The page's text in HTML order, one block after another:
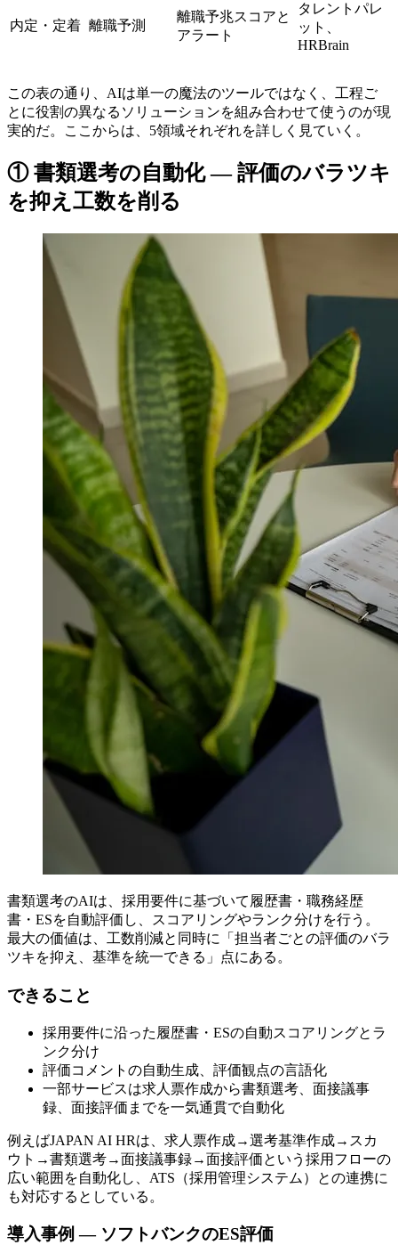
内定・定着 離職予測
離職予兆スコアと
アラート
タレントパレ
ット、
HRBrain
この表の通り、AIは単一の魔法のツールではなく、工程ご
とに役割の異なるソリューションを組み合わせて使うのが現
実的だ。ここからは、5領域それぞれを詳しく見ていく。
① 書類選考の自動化 — 評価のバラツキ
を抑え工数を削る
書類選考のAIは、採用要件に基づいて履歴書・職務経歴
書・ESを自動評価し、スコアリングやランク分けを行う。
最大の価値は、工数削減と同時に「担当者ごとの評価のバラ
ツキを抑え、基準を統一できる」点にある。
できること
採用要件に沿った履歴書・ESの自動スコアリングとラ
ンク分け
評価コメントの自動生成、評価観点の言語化
一部サービスは求人票作成から書類選考、面接議事
録、面接評価までを一気通貫で自動化
例えばJAPAN AI HRは、求人票作成→選考基準作成→スカ
ウト→書類選考→面接議事録→面接評価という採用フローの
広い範囲を自動化し、ATS（採用管理システム）との連携に
も対応するとしている。
導入事例 — ソフトバンクのES評価